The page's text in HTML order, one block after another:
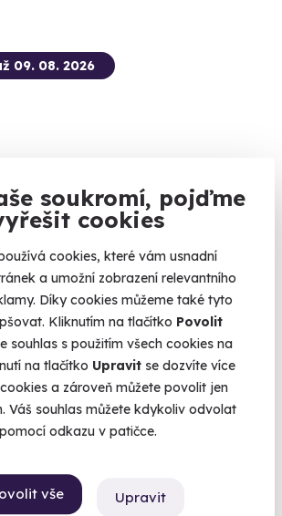
soukromí, pojďme
cookies
cookies, které vám usnadní
a umožní zobrazení relevantního
Díky cookies můžeme také tyto
Kliknutím na tlačítko Povolit
souhlas s použitím všech cookies na
na tlačítko Upravit se dozvíte více
a zároveň můžete povolit jen
Váš souhlas můžete kdykoliv odvolat
pomocí odkazu v patičce.
vše Upravit
9.0(1)
09. 08. 2026
Camaro ZL1 Paket
car jen pro vás
Plzeň)